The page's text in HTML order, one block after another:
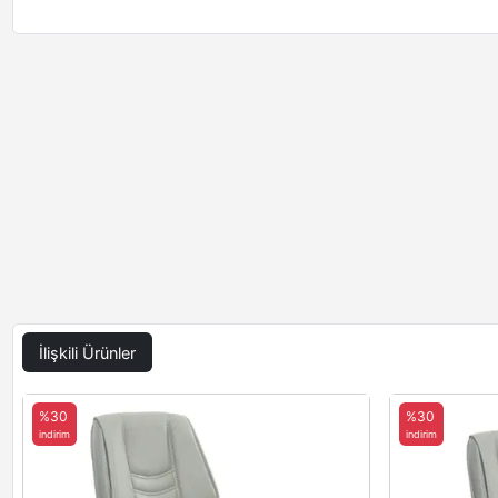
İlişkili Ürünler
%30
indirim
%30
indirim